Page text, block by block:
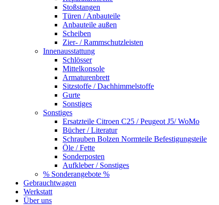
Stoßstangen
Türen / Anbauteile
Anbauteile außen
Scheiben
Zier- / Rammschutzleisten
Innenausstattung
Schlösser
Mittelkonsole
Armaturenbrett
Sitzstoffe / Dachhimmelstoffe
Gurte
Sonstiges
Sonstiges
Ersatzteile Citroen C25 / Peugeot J5/ WoMo
Bücher / Literatur
Schrauben Bolzen Normteile Befestigungsteile
Öle / Fette
Sonderposten
Aufkleber / Sonstiges
% Sonderangebote %
Gebrauchtwagen
Werkstatt
Über uns